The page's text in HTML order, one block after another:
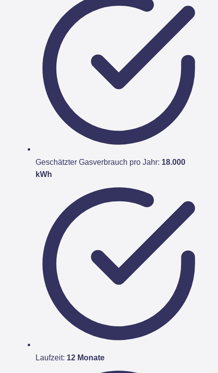
Geschätzter Gasverbrauch pro Jahr: 18.000
kWh
Laufzeit: 12 Monate